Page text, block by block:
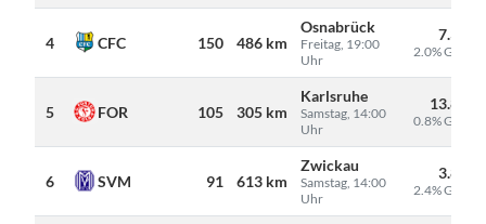
4 CFC 150 486 km
Osnabrück
Freitag, 19:00
Uhr
7.331
2.0% Gäste
5 FOR 105 305 km
Karlsruhe
Samstag, 14:00
Uhr
13.826
0.8% Gäste
6 SVM 91 613 km
Zwickau
Samstag, 14:00
Uhr
3.850
2.4% Gäste